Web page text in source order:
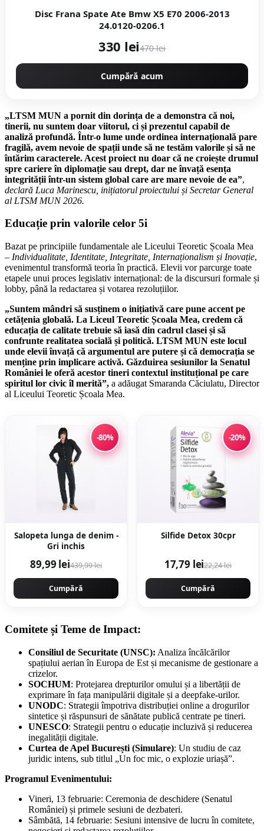
Disc Frana Spate Ate Bmw X5 E70 2006-2013
24.0120-0206.1
330 lei470 lei
Cumpără acum
„LTSM MUN a pornit din dorința de a demonstra că noi,
tinerii, nu suntem doar viitorul, ci și prezentul capabil de
analiză profundă. Într-o lume unde ordinea internațională pare
fragilă, avem nevoie de spații unde să ne testăm valorile și să ne
întărim caracterele. Acest proiect nu doar că ne croiește drumul
spre cariere în diplomație sau drept, dar ne învață esența
integrității într-un sistem global care are mare nevoie de ea”,
declară Luca Marinescu, inițiatorul proiectului și Secretar General
al LTSM MUN 2026.
Educație prin valorile celor 5i
Bazat pe principiile fundamentale ale Liceului Teoretic Școala Mea
– Individualitate, Identitate, Integritate, Internaționalism și Inovație,
evenimentul transformă teoria în practică. Elevii vor parcurge toate
etapele unui proces legislativ internațional: de la discursuri formale și
lobby, până la redactarea și votarea rezoluțiilor.
„Suntem mândri să susținem o inițiativă care pune accent pe
cetățenia globală. La Liceul Teoretic Școala Mea, credem că
educația de calitate trebuie să iasă din cadrul clasei și să
confrunte realitatea socială și politică. LTSM MUN este locul
unde elevii învață că argumentul are putere și că democrația se
menține prin implicare activă. Găzduirea sesiunilor la Senatul
României le oferă acestor tineri contextul instituțional pe care
spiritul lor civic îl merită”, a adăugat Smaranda Căciulatu, Director
al Liceului Teoretic Școala Mea.
-80%
Salopeta lunga de denim -
Gri inchis
89,99 lei439,99 lei
Cumpără
-20%
Silfide Detox 30cpr
17,79 lei22,24 lei
Cumpără
Comitete și Teme de Impact:
Consiliul de Securitate (UNSC): Analiza încălcărilor
spațiului aerian în Europa de Est și mecanisme de gestionare a
crizelor.
SOCHUM: Protejarea drepturilor omului și a libertății de
exprimare în fața manipulării digitale și a deepfake-urilor.
UNODC: Strategii împotriva distribuției online a drogurilor
sintetice și răspunsuri de sănătate publică centrate pe tineri.
UNESCO: Strategii pentru o educație incluzivă și reducerea
inegalității digitale.
Curtea de Apel București (Simulare): Un studiu de caz
juridic intens, sub titlul „Un foc mic, o explozie uriașă”.
Programul Evenimentului:
Vineri, 13 februarie: Ceremonia de deschidere (Senatul
României) și primele sesiuni de dezbateri.
Sâmbătă, 14 februarie: Sesiuni intensive de lucru în comitete,